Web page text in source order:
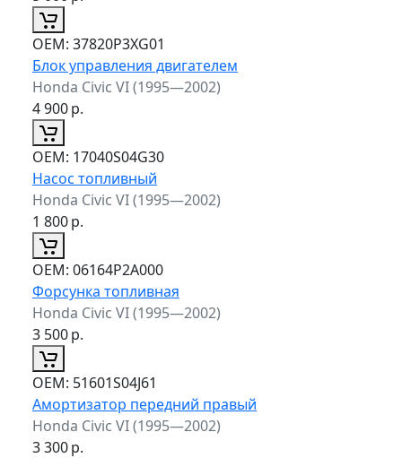
ОЕМ: 37820P3XG01
Блок управления двигателем
Honda Civic VI (1995—2002)
4 900р.
ОЕМ: 17040S04G30
Насос топливный
Honda Civic VI (1995—2002)
1 800р.
ОЕМ: 06164P2A000
Форсунка топливная
Honda Civic VI (1995—2002)
3 500р.
ОЕМ: 51601S04J61
Амортизатор передний правый
Honda Civic VI (1995—2002)
3 300р.